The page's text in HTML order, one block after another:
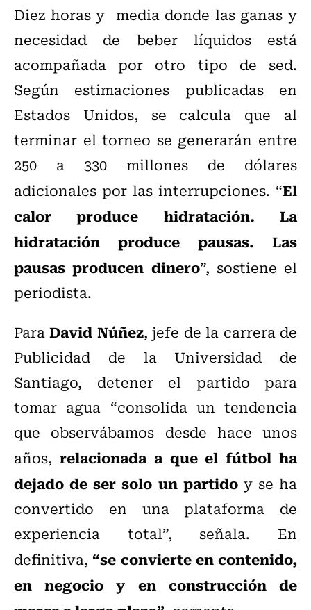
Diez horas y media donde las ganas y
necesidad de beber líquidos está
acompañada por otro tipo de sed.
Según estimaciones publicadas en
Estados Unidos, se calcula que al
terminar el torneo se generarán entre
250 a 330 millones de dólares
adicionales por las interrupciones. “El
calor produce hidratación. La
hidratación produce pausas. Las
pausas producen dinero”, sostiene el
periodista.
ParaDavid Núñez, jefe de la carrera de
Publicidad de la Universidad de
Santiago, detener el partido para
tomar agua “consolida un tendencia
que observábamos desde hace unos
años, relacionada a que el fútbol ha
dejado de ser solo un partidoy se ha
convertido en una plataforma de
experiencia total”, señala. En
definitiva,“se convierte en contenido,
en negocio y en construcción de